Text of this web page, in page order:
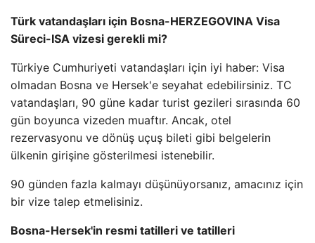
Türk vatandaşları için Bosna-HERZEGOVINA Visa
Süreci-ISA vizesi gerekli mi?
Türkiye Cumhuriyeti vatandaşları için iyi haber: Visa
olmadan Bosna ve Hersek'e seyahat edebilirsiniz. TC
vatandaşları, 90 güne kadar turist gezileri sırasında 60
gün boyunca vizeden muaftır. Ancak, otel
rezervasyonu ve dönüş uçuş bileti gibi belgelerin
ülkenin girişine gösterilmesi istenebilir.
90 günden fazla kalmayı düşünüyorsanız, amacınız için
bir vize talep etmelisiniz.
Bosna-Hersek'in resmi tatilleri ve tatilleri